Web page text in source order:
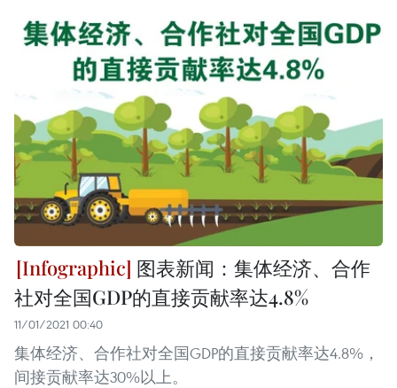
图表新闻：集体经济、合作
社对全国GDP的直接贡献率达4.8%
11/01/2021 00:40
集体经济、合作社对全国GDP的直接贡献率达4.8%，
间接贡献率达30%以上。